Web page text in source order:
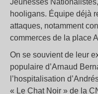
Jeunesses
hooligans. Équipe déjà
attaques, notamment
commerces de la place
On se souvient de leur
populaire d’Arnaud
l’hospitalisation
« Le Chat Noir » de la